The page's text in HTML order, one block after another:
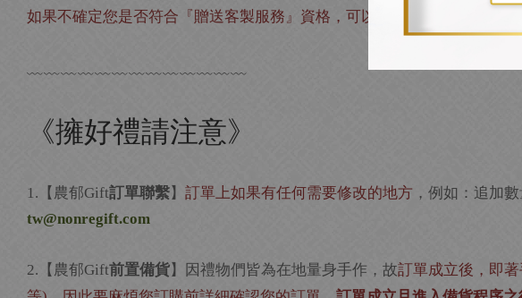
如果不確定您是否符合『贈送客製服務』資格，可以加LINE詢問小禮匠！
﹏﹏﹏﹏﹏﹏﹏﹏﹏﹏﹏﹏﹏
《擁好禮請注意》
1. 【農郁Gift訂單聯繫】 訂單上如果有任何需要修改的地方 ，例如：追加
tw@nonregift.com
2. 【農郁Gift前置備貨】因禮物們皆為在地量身手作，故訂單成立後，即